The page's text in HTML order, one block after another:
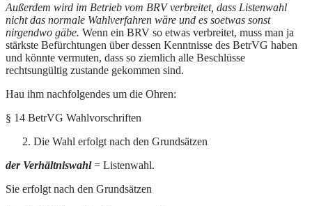
Außerdem wird im Betrieb vom BRV verbreitet, dass Listenwahl
nicht das normale Wahlverfahren wäre und es soetwas sonst
nirgendwo gäbe. Wenn ein BRV so etwas verbreitet, muss man ja
stärkste Befürchtungen über dessen Kenntnisse des BetrVG haben
und könnte vermuten, dass so ziemlich alle Beschlüsse
rechtsungültig zustande gekommen sind.
Hau ihm nachfolgendes um die Ohren:
§ 14 BetrVG Wahlvorschriften
Die Wahl erfolgt nach den Grundsätzen
der Verhältniswahl= Listenwahl.
Sie erfolgt nach den Grundsätzen